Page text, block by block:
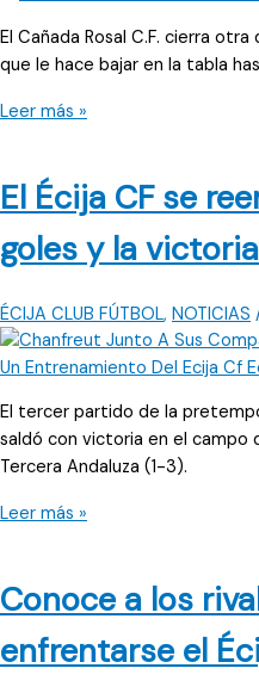
El Cañada Rosal C.F. cierra
que le hace bajar en la tabla
Dos
para
Rosal
Leer más »
El Écija CF se
goles y la victoria
ÉCIJA CLUB FÚTBOL, NOTICIAS
El tercer partido de la
saldó con victoria en el campo
Tercera Andaluza (1-3).
El
se
con
Leer más »
Conoce a los
enfrentarse el